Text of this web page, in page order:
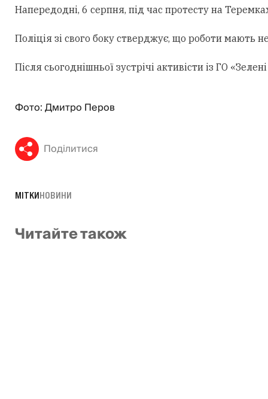
Напередодні, 6 серпня, під час протесту на
Поліція зі свого боку стверджує, що роботи мають
Після сьогоднішньої зустрічі активісти із ГО
Фото: Дмитро Перов
Поділитися
МІТКИНОВИНИ
Читайте також